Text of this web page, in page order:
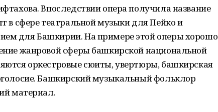
Впоследствии опера получила название
в сфере театральной музыки для Пейко и
для Башкирии. На примере этой оперы хорошо
жанровой сферы башкирской национальной
оркестровые сюиты, увертюры, башкирская
Башкирский музыкальный фольклор
материал.